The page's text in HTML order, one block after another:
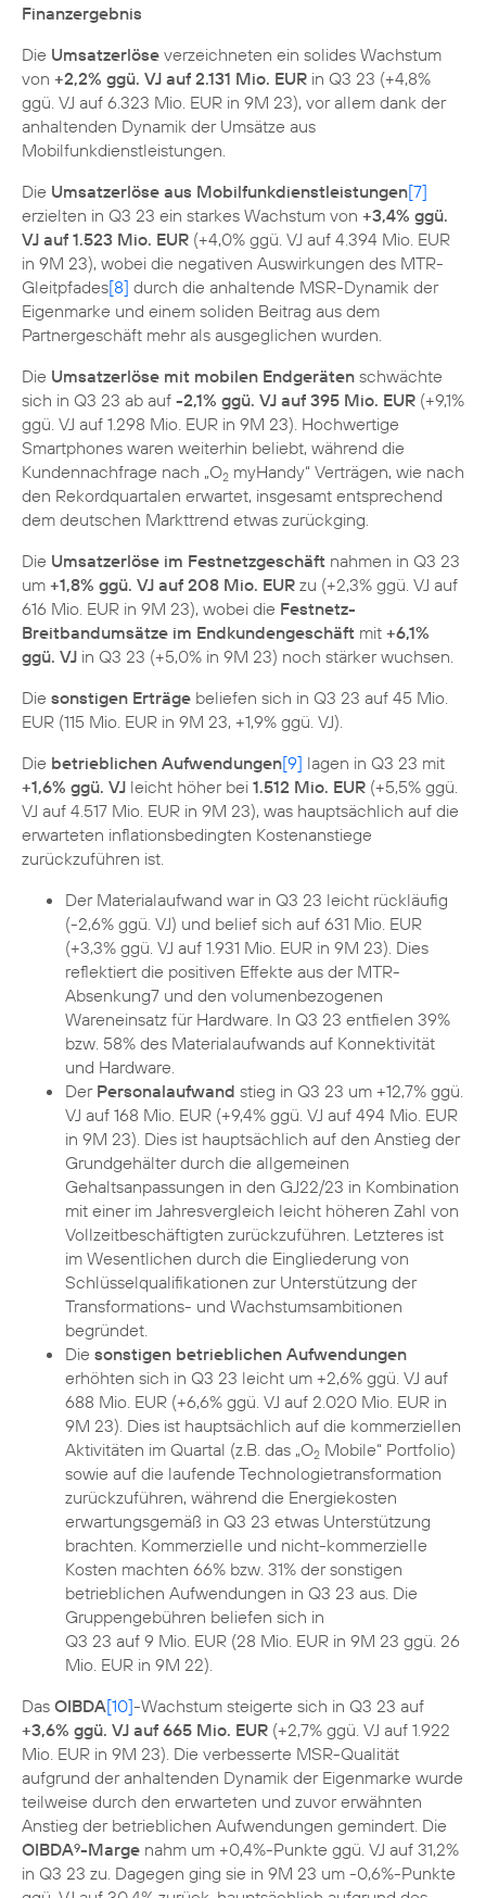
Finanzergebnis
Die Umsatzerlöse verzeichneten ein solides Wachstum
von +2,2% ggü. VJ auf 2.131 Mio. EUR in Q3 23 (+4,8%
ggü. VJ auf 6.323 Mio. EUR in 9M 23), vor allem dank der
anhaltenden Dynamik der Umsätze aus
Mobilfunkdienstleistungen.
Die Umsatzerlöse aus Mobilfunkdienstleistungen[7]
erzielten in Q3 23 ein starkes Wachstum von +3,4% ggü.
VJ auf 1.523 Mio. EUR (+4,0% ggü. VJ auf 4.394 Mio. EUR
in 9M 23), wobei die negativen Auswirkungen des MTR-
Gleitpfades[8] durch die anhaltende MSR-Dynamik der
Eigenmarke und einem soliden Beitrag aus dem
Partnergeschäft mehr als ausgeglichen wurden.
Die Umsatzerlöse mit mobilen Endgeräten schwächte
sich in Q3 23 ab auf -2,1% ggü. VJ auf 395 Mio. EUR (+9,1%
ggü. VJ auf 1.298 Mio. EUR in 9M 23). Hochwertige
Smartphones waren weiterhin beliebt, während die
Kundennachfrage nach „O2 myHandy“ Verträgen, wie nach
den Rekordquartalen erwartet, insgesamt entsprechend
dem deutschen Markttrend etwas zurückging.
Die Umsatzerlöse im Festnetzgeschäft nahmen in Q3 23
um +1,8% ggü. VJ auf 208 Mio. EUR zu (+2,3% ggü. VJ auf
616 Mio. EUR in 9M 23), wobei die Festnetz-
Breitbandumsätze im Endkundengeschäft mit +6,1%
ggü. VJ in Q3 23 (+5,0% in 9M 23) noch stärker wuchsen.
Die sonstigen Erträge beliefen sich in Q3 23 auf 45 Mio.
EUR (115 Mio. EUR in 9M 23, +1,9% ggü. VJ).
Die betrieblichen Aufwendungen[9] lagen in Q3 23 mit
+1,6% ggü. VJ leicht höher bei 1.512 Mio. EUR (+5,5% ggü.
VJ auf 4.517 Mio. EUR in 9M 23), was hauptsächlich auf die
erwarteten inflationsbedingten Kostenanstiege
zurückzuführen ist.
Der Materialaufwand war in Q3 23 leicht rückläufig
(-2,6% ggü. VJ) und belief sich auf 631 Mio. EUR
(+3,3% ggü. VJ auf 1.931 Mio. EUR in 9M 23). Dies
reflektiert die positiven Effekte aus der MTR-
Absenkung7 und den volumenbezogenen
Wareneinsatz für Hardware. In Q3 23 entfielen 39%
bzw. 58% des Materialaufwands auf Konnektivität
und Hardware.
Der Personalaufwand stieg in Q3 23 um +12,7% ggü.
VJ auf 168 Mio. EUR (+9,4% ggü. VJ auf 494 Mio. EUR
in 9M 23). Dies ist hauptsächlich auf den Anstieg der
Grundgehälter durch die allgemeinen
Gehaltsanpassungen in den GJ22/23 in Kombination
mit einer im Jahresvergleich leicht höheren Zahl von
Vollzeitbeschäftigten zurückzuführen. Letzteres ist
im Wesentlichen durch die Eingliederung von
Schlüsselqualifikationen zur Unterstützung der
Transformations- und Wachstumsambitionen
begründet.
Die sonstigen betrieblichen Aufwendungen
erhöhten sich in Q3 23 leicht um +2,6% ggü. VJ auf
688 Mio. EUR (+6,6% ggü. VJ auf 2.020 Mio. EUR in
9M 23). Dies ist hauptsächlich auf die kommerziellen
Aktivitäten im Quartal (z.B. das „O2 Mobile“ Portfolio)
sowie auf die laufende Technologietransformation
zurückzuführen, während die Energiekosten
erwartungsgemäß in Q3 23 etwas Unterstützung
brachten. Kommerzielle und nicht-kommerzielle
Kosten machten 66% bzw. 31% der sonstigen
betrieblichen Aufwendungen in Q3 23 aus. Die
Gruppengebühren beliefen sich in
Q3 23 auf 9 Mio. EUR (28 Mio. EUR in 9M 23 ggü. 26
Mio. EUR in 9M 22).
Das OIBDA[10]-Wachstum steigerte sich in Q3 23 auf
+3,6% ggü. VJ auf 665 Mio. EUR (+2,7% ggü. VJ auf 1.922
Mio. EUR in 9M 23). Die verbesserte MSR-Qualität
aufgrund der anhaltenden Dynamik der Eigenmarke wurde
teilweise durch den erwarteten und zuvor erwähnten
Anstieg der betrieblichen Aufwendungen gemindert. Die
OIBDA9-Marge nahm um +0,4%-Punkte ggü. VJ auf 31,2%
in Q3 23 zu. Dagegen ging sie in 9M 23 um -0,6%-Punkte